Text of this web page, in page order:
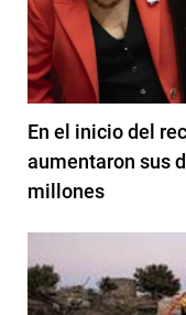
En el inicio del
aumentaron sus
millones